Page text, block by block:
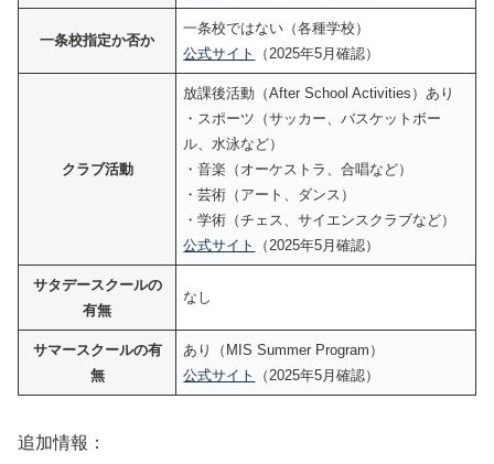
一条校指定か否か
一条校ではない（各種学校）
公式サイト
（2025年5月確認）
クラブ活動
放課後活動（After School Activities）あり
・スポーツ（サッカー、バスケットボー
ル、水泳など）
・音楽（オーケストラ、合唱など）
・芸術（アート、ダンス）
・学術（チェス、サイエンスクラブなど）
公式サイト
（2025年5月確認）
サタデースクールの
有無
なし
サマースクールの有
無
あり（MIS Summer Program）
公式サイト
（2025年5月確認）
追加情報：